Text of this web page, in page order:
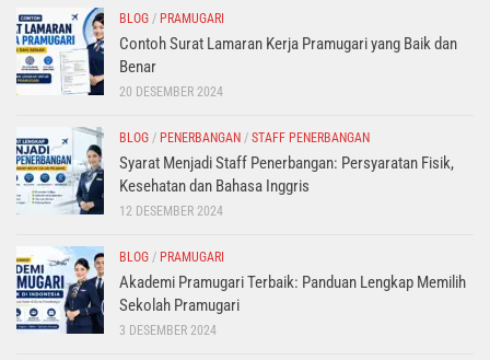
BLOG / PRAMUGARI
Contoh Surat Lamaran Kerja Pramugari yang Baik dan
Benar
20 DESEMBER 2024
BLOG / PENERBANGAN / STAFF PENERBANGAN
Syarat Menjadi Staff Penerbangan: Persyaratan Fisik,
Kesehatan dan Bahasa Inggris
12 DESEMBER 2024
BLOG / PRAMUGARI
Akademi Pramugari Terbaik: Panduan Lengkap Memilih
Sekolah Pramugari
3 DESEMBER 2024